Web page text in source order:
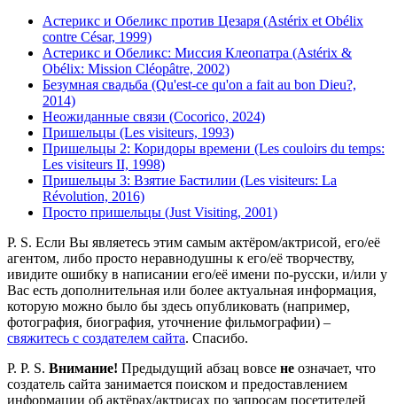
Астерикс и Обеликс против Цезаря (Astérix et Obélix
contre César, 1999)
Астерикс и Обеликс: Миссия Клеопатра (Astérix &
Obélix: Mission Cléopâtre, 2002)
Безумная свадьба (Qu'est-ce qu'on a fait au bon Dieu?,
2014)
Неожиданные связи (Cocorico, 2024)
Пришельцы (Les visiteurs, 1993)
Пришельцы 2: Коридоры времени (Les couloirs du temps:
Les visiteurs II, 1998)
Пришельцы 3: Взятие Бастилии (Les visiteurs: La
Révolution, 2016)
Просто пришельцы (Just Visiting, 2001)
P. S. Если Вы являетесь этим самым актёром/актрисой, его/её
агентом, либо просто неравнодушны к его/её творчеству,
ивидите ошибку в написании его/её имени по-русски, и/или у
Вас есть дополнительная или более актуальная информация,
которую можно было бы здесь опубликовать (например,
фотография, биография, уточнение фильмографии) –
свяжитесь с создателем сайта. Спасибо.
P. P. S. Внимание! Предыдущий абзац вовсе не означает, что
создатель сайта занимается поиском и предоставлением
информации об актёрах/актрисах по запросам посетителей